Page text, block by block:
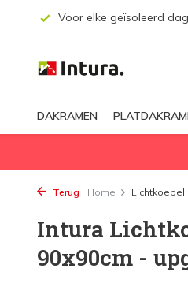
Voor elke geïsoleerd
DAKRAMEN
Terug Home Lichtkoepel
Intura
90x90cm -